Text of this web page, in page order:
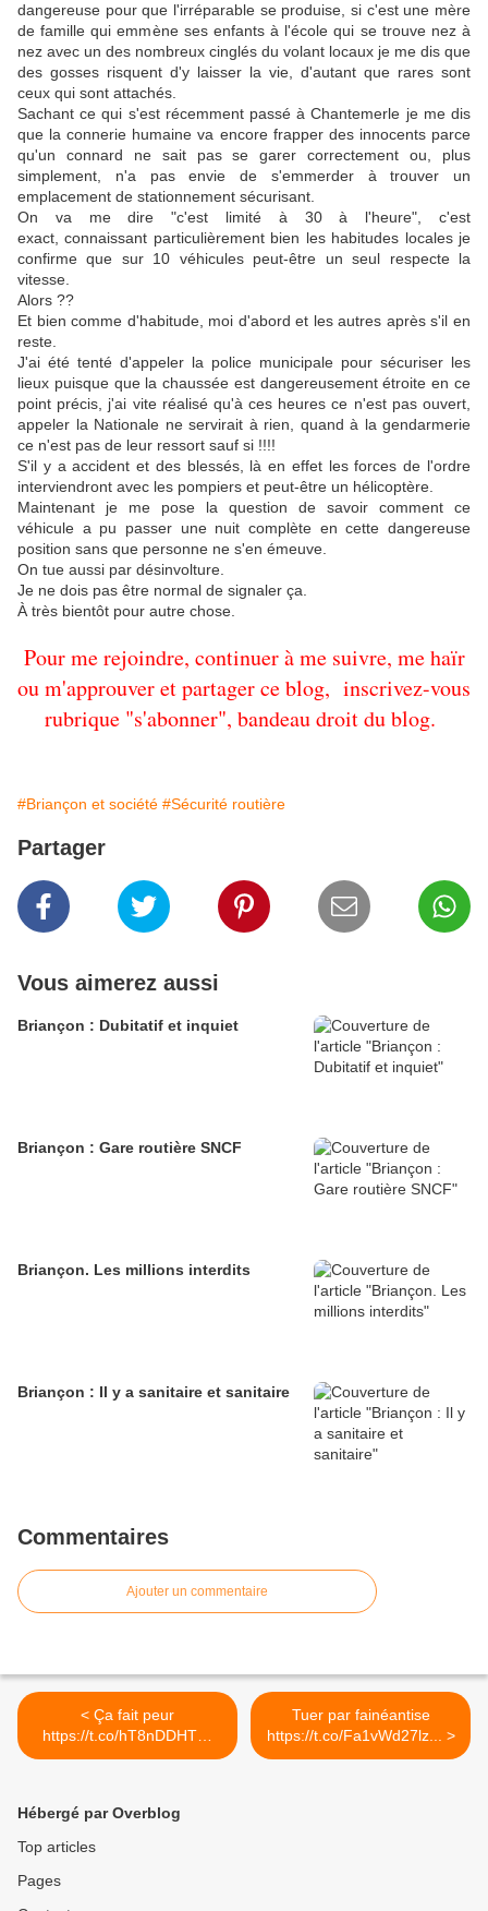
dangereuse pour que l'irréparable se produise, si c'est une mère
de famille qui emmène ses enfants à l'école qui se trouve nez à
nez avec un des nombreux cinglés du volant locaux je me dis que
des gosses risquent d'y laisser la vie, d'autant que rares sont
ceux qui sont attachés.
Sachant ce qui s'est récemment passé à Chantemerle je me dis
que la connerie humaine va encore frapper des innocents parce
qu'un connard ne sait pas se garer correctement ou, plus
simplement, n'a pas envie de s'emmerder à trouver un
emplacement de stationnement sécurisant.
On va me dire "c'est limité à 30 à l'heure", c'est
exact, connaissant particulièrement bien les habitudes locales je
confirme que sur 10 véhicules peut-être un seul respecte la
vitesse.
Alors ??
Et bien comme d'habitude, moi d'abord et les autres après s'il en
reste.
J'ai été tenté d'appeler la police municipale pour sécuriser les
lieux puisque que la chaussée est dangereusement étroite en ce
point précis, j'ai vite réalisé qu'à ces heures ce n'est pas ouvert,
appeler la Nationale ne servirait à rien, quand à la gendarmerie
ce n'est pas de leur ressort sauf si !!!!
S'il y a accident et des blessés, là en effet les forces de l'ordre
interviendront avec les pompiers et peut-être un hélicoptère.
Maintenant je me pose la question de savoir comment ce
véhicule a pu passer une nuit complète en cette dangereuse
position sans que personne ne s'en émeuve.
On tue aussi par désinvolture.
Je ne dois pas être normal de signaler ça.
À très bientôt pour autre chose.
Pour me rejoindre, continuer à me suivre, me haïr
ou m'approuver et partager ce blog, inscrivez-vous
rubrique "s'abonner", bandeau droit du blog.
#Briançon et société #Sécurité routière
Partager
Vous aimerez aussi
Briançon : Dubitatif et inquiet
Briançon : Gare routière SNCF
Briançon. Les millions interdits
Briançon : Il y a sanitaire et sanitaire
Commentaires
Ajouter un commentaire
< Ça fait peur
https://t.co/hT8nDDHTml
#Sécurité...
Tuer par fainéantise
https://t.co/Fa1vWd27lz... >
Hébergé par Overblog
Top articles
Pages